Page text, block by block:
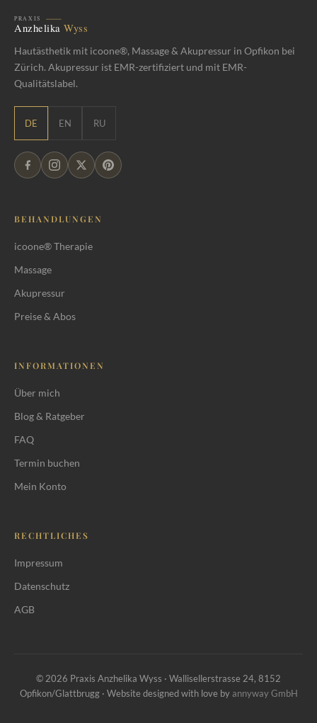
Hautästhetik mit icoone®, Massage & Akupressur in Opfikon bei
Zürich. Akupressur ist EMR-zertifiziert und mit EMR-
Qualitätslabel.
DE EN RU
BEHANDLUNGEN
icoone® Therapie
Massage
Akupressur
Preise & Abos
INFORMATIONEN
Über mich
Blog & Ratgeber
FAQ
Termin buchen
Mein Konto
RECHTLICHES
Impressum
Datenschutz
AGB
© 2026 Praxis Anzhelika Wyss · Wallisellerstrasse 24, 8152
Opfikon/Glattbrugg · Website designed with love byannyway GmbH